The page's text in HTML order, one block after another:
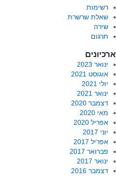
רשימות
שאלת שרשרת
שירה
תרגום
ארכיונים
ינואר 2023
אוגוסט 2021
יולי 2021
ינואר 2021
דצמבר 2020
מאי 2020
אפריל 2020
יוני 2017
אפריל 2017
פברואר 2017
ינואר 2017
דצמבר 2016